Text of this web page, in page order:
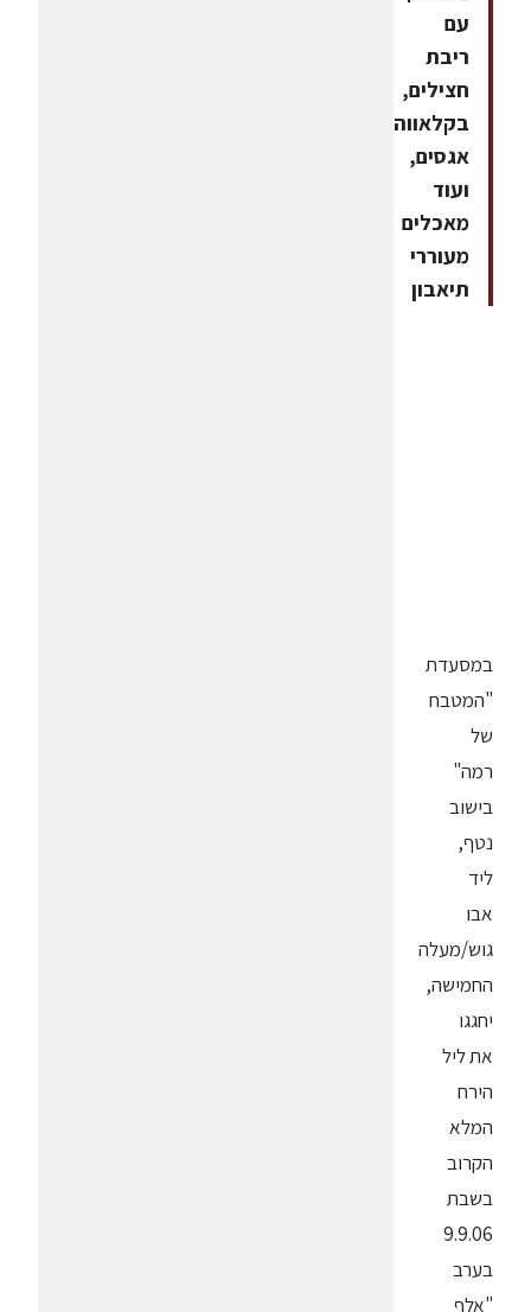
עם
ריבת
חצילים,
בקלאווה
אגסים,
ועוד
מאכלים
מעוררי
תיאבון
במסעדת
"המטבח
של
רמה"
בישוב
נטף,
ליד
אבו
גוש/מעלה
החמישה,
יחגגו
את ליל
הירח
המלא
הקרוב
בשבת
9.9.06
בערב
"אלף